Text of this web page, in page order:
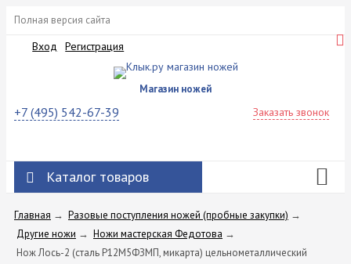
Полная версия сайта
Вход Регистрация
Магазин ножей
+7 (495) 542-67-39 Заказать звонок
Каталог товаров
Главная → Разовые поступления ножей (пробные закупки) →
Другие ножи → Ножи мастерская Федотова →
Нож Лось-2 (сталь Р12М5ФЗМП, микарта) цельнометаллический